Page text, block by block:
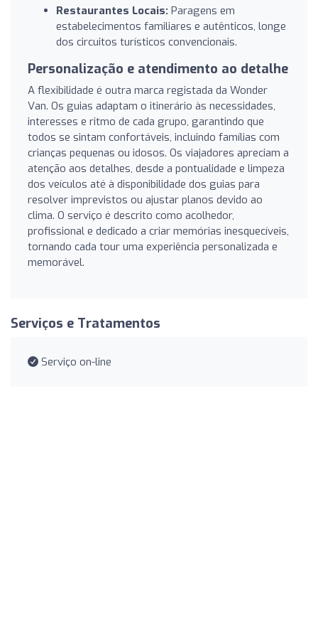
Restaurantes Locais: Paragens em
estabelecimentos familiares e autênticos, longe
dos circuitos turísticos convencionais.
Personalização e atendimento ao detalhe
A flexibilidade é outra marca registada da Wonder
Van. Os guias adaptam o itinerário às necessidades,
interesses e ritmo de cada grupo, garantindo que
todos se sintam confortáveis, incluindo famílias com
crianças pequenas ou idosos. Os viajadores apreciam a
atenção aos detalhes, desde a pontualidade e limpeza
dos veículos até à disponibilidade dos guias para
resolver imprevistos ou ajustar planos devido ao
clima. O serviço é descrito como acolhedor,
profissional e dedicado a criar memórias inesquecíveis,
tornando cada tour uma experiência personalizada e
memorável.
Serviços e Tratamentos
Serviço on-line